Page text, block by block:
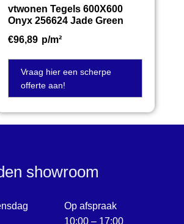
vtwonen Tegels 600X600
Onyx 256624 Jade Green
€96,89 p/m²
Vraag hier een scherpe
offerte aan!
showroom
Op afspraak
10:00 – 17:00